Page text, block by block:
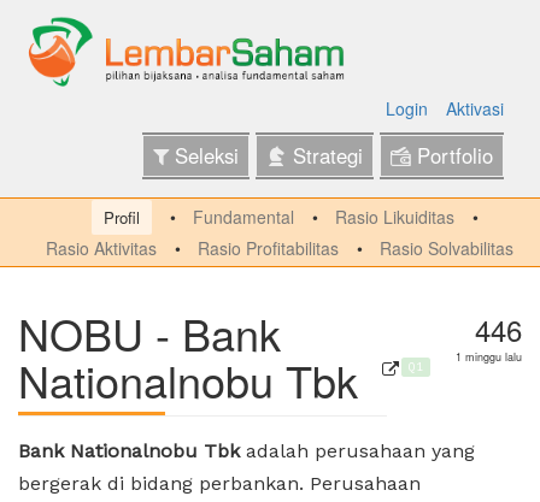
Login Aktivasi
Seleksi Strategi Portfolio
Profil Fundamental
Rasio Likuiditas
Rasio Aktivitas
Rasio Profitabilitas Rasio Solvabilitas
NOBU - Bank
Nationalnobu Tbk Q1
446
1 minggu lalu
Bank Nationalnobu Tbkadalah perusahaan yang
bergerak di bidang perbankan. Perusahaan